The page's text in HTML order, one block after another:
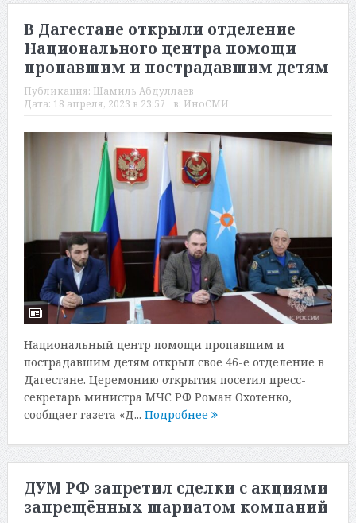
В Дагестане открыли отделение
Национального центра помощи
пропавшим и пострадавшим детям
Публикация: Шамиль Абдуллаев
Дата: 18 апреля, 2023 в 23:57 в: ИноСМИ
Национальный центр помощи пропавшим и
пострадавшим детям открыл свое 46-е отделение в
Дагестане. Церемонию открытия посетил пресс-
секретарь министра МЧС РФ Роман Охотенко,
сообщает газета «Д... Подробнее
ДУМ РФ запретил сделки с акциями
запрещённых шариатом компаний